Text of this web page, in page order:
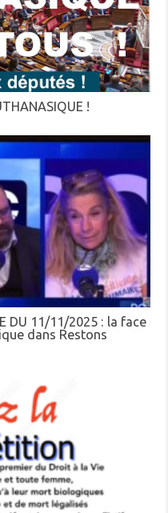
!
DU 11/11/2025 : la face
dans Restons